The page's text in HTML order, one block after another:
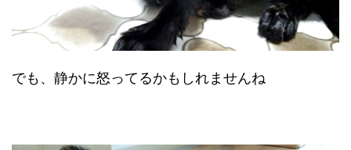
でも、静かに怒ってるかもしれませんね